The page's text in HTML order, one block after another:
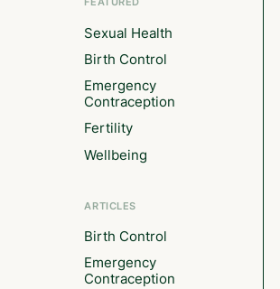
Sexual Health
Birth Control
Emergency
Contraception
Fertility
Wellbeing
ARTICLES
Birth Control
Emergency
Contraception